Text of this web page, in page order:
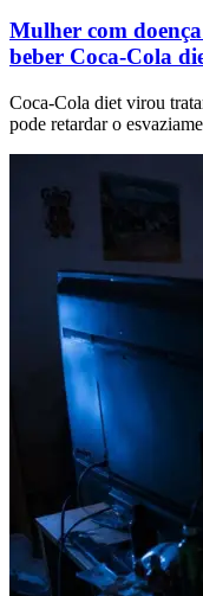
Mulher com
beber Coca-Cola
Coca-Cola diet virou
pode retardar o